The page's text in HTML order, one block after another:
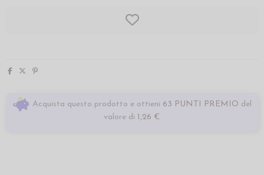
Acquista questo prodotto e ottieni 63 PUNTI PREMIO del
valore di 1,26 €